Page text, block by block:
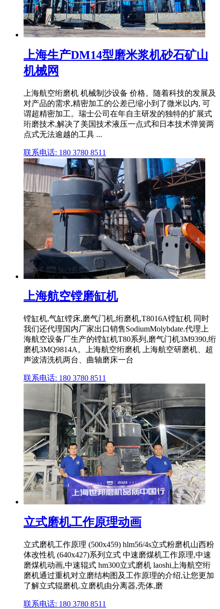
上海生产DM14型磨米浆机砂石矿山
机械网
上海航空绗磨机 机械制沙设备 价格。随着科技的发展及
对产品的需求,精密加工的公差已缩小到了微米以内, 可
谓超精密加工。瑞士公司在年自主研发的独特的扩展式
珩磨技术,解决了美国技术液压一点式和日本技术弹簧两
点式无法逾越的工具 ...
联系电话: 180 3780 8511
上海航空镗磨缸机
镗缸机,气缸镗床,磨气门机,绗磨机,T8016A镗缸机 同时
我们还代理国内厂家出口销售SodiumMolybdate.代理上
海航空设备厂生产的镗缸机T80系列,磨气门机3M9390,绗
磨机3MQ9814A。上海航空绗磨机 上海航空研磨机、超
声波清洗机两台、曲轴磨床一台
联系电话: 180 3780 8511
立式磨机工作原理动画
立式磨机工作原理 (500x459) hlm56/4s立式粉磨机山西粉
体改性机 (640x427)系列立式 中速磨煤机工作原理,中速
磨煤机动画,中速辊式 hm300立式磨机 laoshi上海航空绗
磨机通过重机对立磨结构图及工作原理的介绍,让您更加
了解立式辊磨机.立磨机由分离器,壳体,磨
联系电话: 180 3780 8511